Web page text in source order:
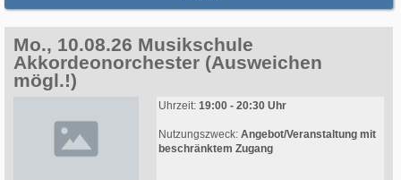
Mo., 10.08.26 Musikschule
Akkordeonorchester (Ausweichen
mögl.!)
Uhrzeit: 19:00 - 20:30 Uhr
Nutzungszweck: Angebot/Veranstaltung mit
beschränktem Zugang